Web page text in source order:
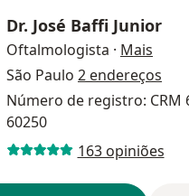
Dr. José Baffi Junior
Oftalmologista · Mais
São Paulo 2 endereços
Número de registro: CRM
60250
163 opiniões